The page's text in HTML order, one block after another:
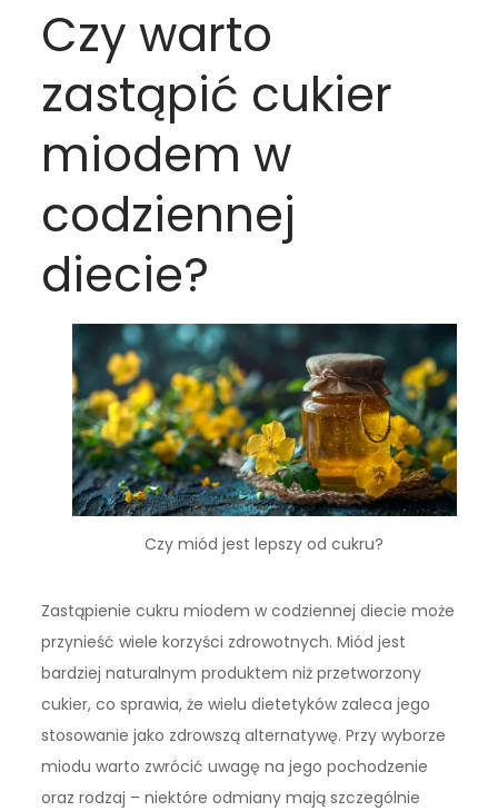
Czy warto
zastąpić cukier
miodem w
codziennej
diecie?
Czy miód jest lepszy od cukru?
Zastąpienie cukru miodem w codziennej diecie może
przynieść wiele korzyści zdrowotnych. Miód jest
bardziej naturalnym produktem niż przetworzony
cukier, co sprawia, że wielu dietetyków zaleca jego
stosowanie jako zdrowszą alternatywę. Przy wyborze
miodu warto zwrócić uwagę na jego pochodzenie
oraz rodzaj – niektóre odmiany mają szczególnie